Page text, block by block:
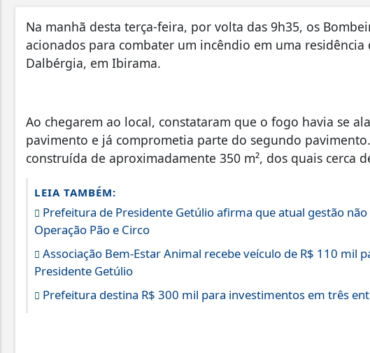
Na manhã desta terça-feira, por volta das 9h35, os
acionados para combater um incêndio em uma
Dalbérgia, em Ibirama.
Ao chegarem ao local, constataram que o fogo havia se
pavimento e já comprometia parte do segundo
construída de aproximadamente 350 m², dos quais cerca
LEIA TAMBÉM:
Prefeitura de Presidente Getúlio afirma que atual gestão
Operação Pão e Circo
Associação Bem-Estar Animal recebe veículo de R$ 110 mil
Presidente Getúlio
Prefeitura destina R$ 300 mil para investimentos em três